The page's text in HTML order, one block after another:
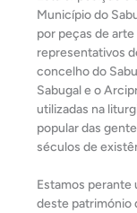
Município do
por peças de
representativos
concelho do
Sabugal e o
utilizadas na
popular das
séculos de
Estamos perante
deste património